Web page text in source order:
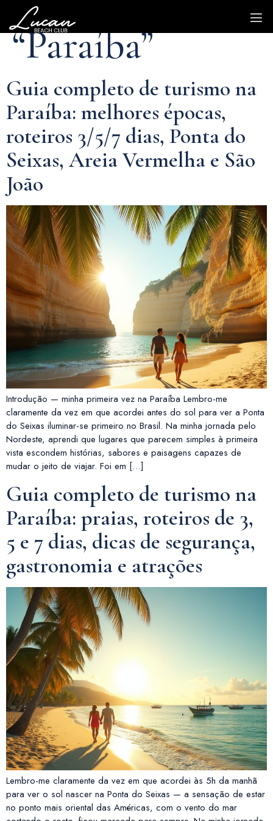
“Paraíba”
Guia completo de turismo na
Paraíba: melhores épocas,
roteiros 3/5/7 dias, Ponta do
Seixas, Areia Vermelha e São
João
Introdução — minha primeira vez na Paraíba Lembro-me
claramente da vez em que acordei antes do sol para ver a Ponta
do Seixas iluminar-se primeiro no Brasil. Na minha jornada pelo
Nordeste, aprendi que lugares que parecem simples à primeira
vista escondem histórias, sabores e paisagens capazes de
mudar o jeito de viajar. Foi em […]
Guia completo de turismo na
Paraíba: praias, roteiros de 3,
5 e 7 dias, dicas de segurança,
gastronomia e atrações
Lembro-me claramente da vez em que acordei às 5h da manhã
para ver o sol nascer na Ponta do Seixas — a sensação de estar
no ponto mais oriental das Américas, com o vento do mar